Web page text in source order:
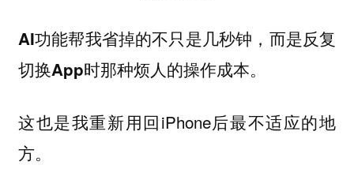
AI功能帮我省掉的不只是几秒钟，而是反复
切换App时那种烦人的操作成本。
这也是我重新用回iPhone后最不适应的地
方。